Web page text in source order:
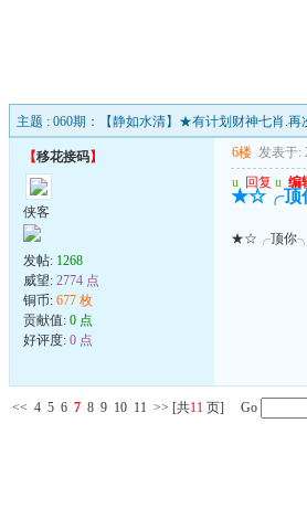
主题 : 060期：【静如水清】★有计划财神七肖.再
【移花接码】
侠客
发帖: 1268
威望: 2774 点
铜币: 677 枚
贡献值: 0 点
好评度: 0 点
6楼 发表于:
u 回复 u 编
★☆╭顶
★☆╭顶你
<< 4 5 6 7 8 9 10 11 >> [共11 页] Go